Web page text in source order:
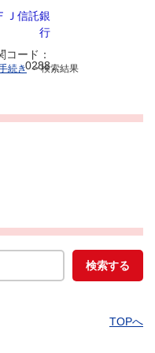
続き >検索結果
TOPへ